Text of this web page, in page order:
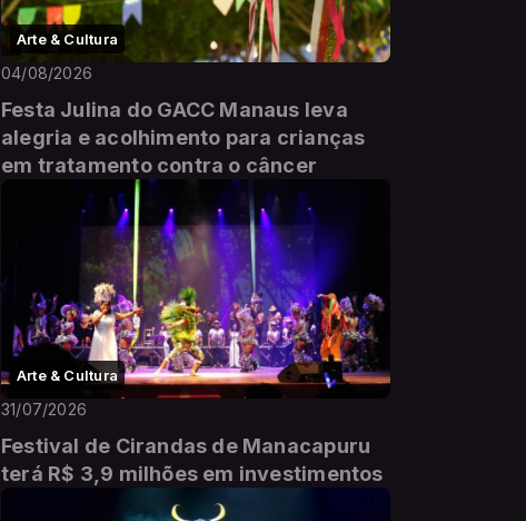
Arte & Cultura
04/08/2026
Festa Julina do GACC Manaus leva
alegria e acolhimento para crianças
em tratamento contra o câncer
Arte & Cultura
31/07/2026
Festival de Cirandas de Manacapuru
terá R$ 3,9 milhões em investimentos